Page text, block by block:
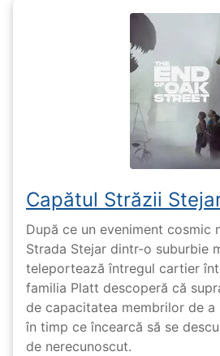
Capătul Străzii
După ce un eveniment cosmic
Strada Stejar dintr-o suburbie
teleportează întregul cartier
familia Platt descoperă că
de capacitatea membrilor de a
în timp ce încearcă să se
de nerecunoscut.